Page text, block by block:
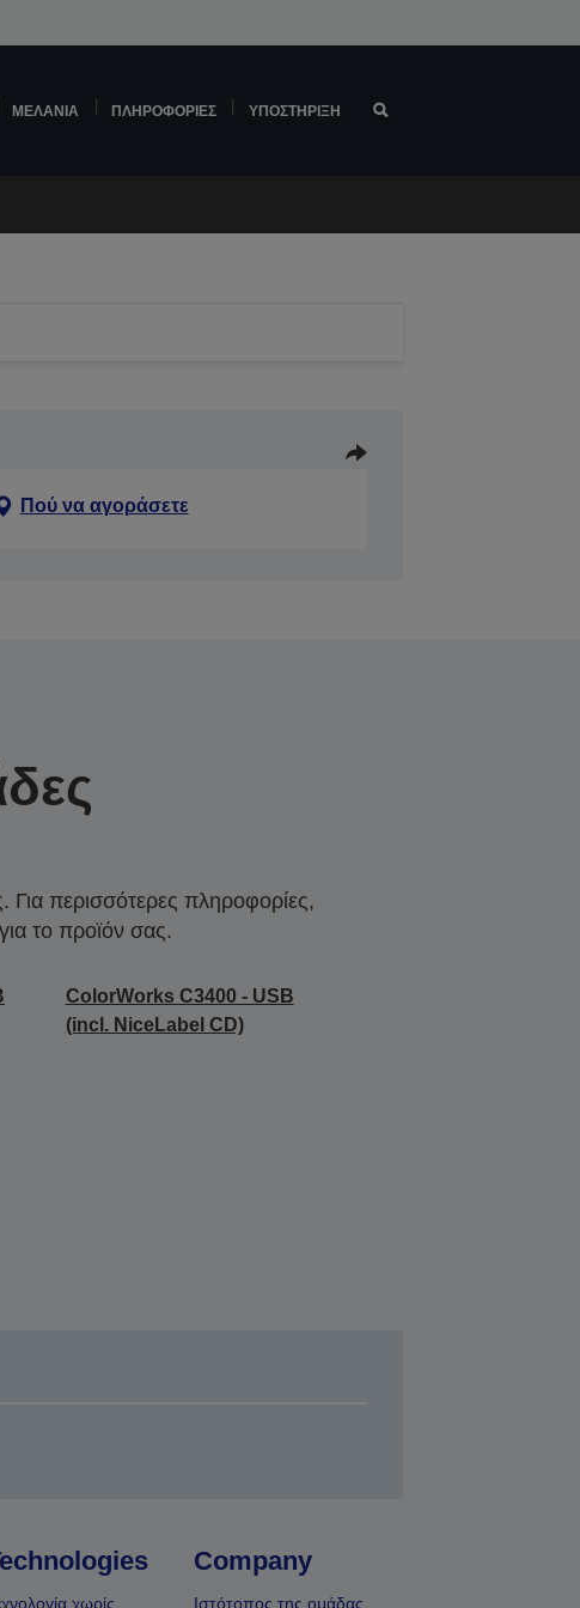
ΜΕΛΆΝΙΑ ΠΛΗΡΟΦΟΡΊΕΣ ΥΠΟΣΤΉΡΙΞΗ
Πού να αγοράσετε
Για περισσότερες πληροφορίες,
το προϊόν σας.
ColorWorks C3400 - USB
(incl. NiceLabel CD)
χωρίς
Company
Ιστότοπος της ομάδας